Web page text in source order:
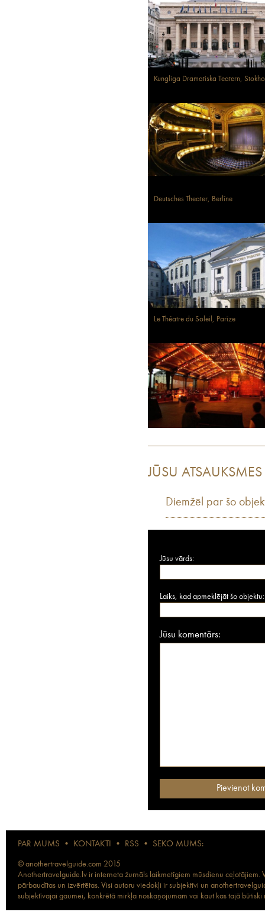
Kungliga Dramatiska Teatern,
Deutsches Theater, Berlīne
Le Théatre du Soleil, Parīze
JŪSU ATSAUKSMES
Diemžēl par šo
Jūsu vārds:
Laiks, kad apmeklējāt šo objektu:
Jūsu komentārs:
PAR MUMS • KONTAKTI • RSS • SEKO MUMS:
© anothertravelguide.com 2015
Anothertravelguide.lv ir interneta žurnāls laikmetīgiem mūsdienu
pārbaudītas un izvērtētas. Visi autoru viedokļi ir subjektīvi un
subjektīvajai gaumei, konkrētā mirkļa noskaņojumam vai kaut kas tajā